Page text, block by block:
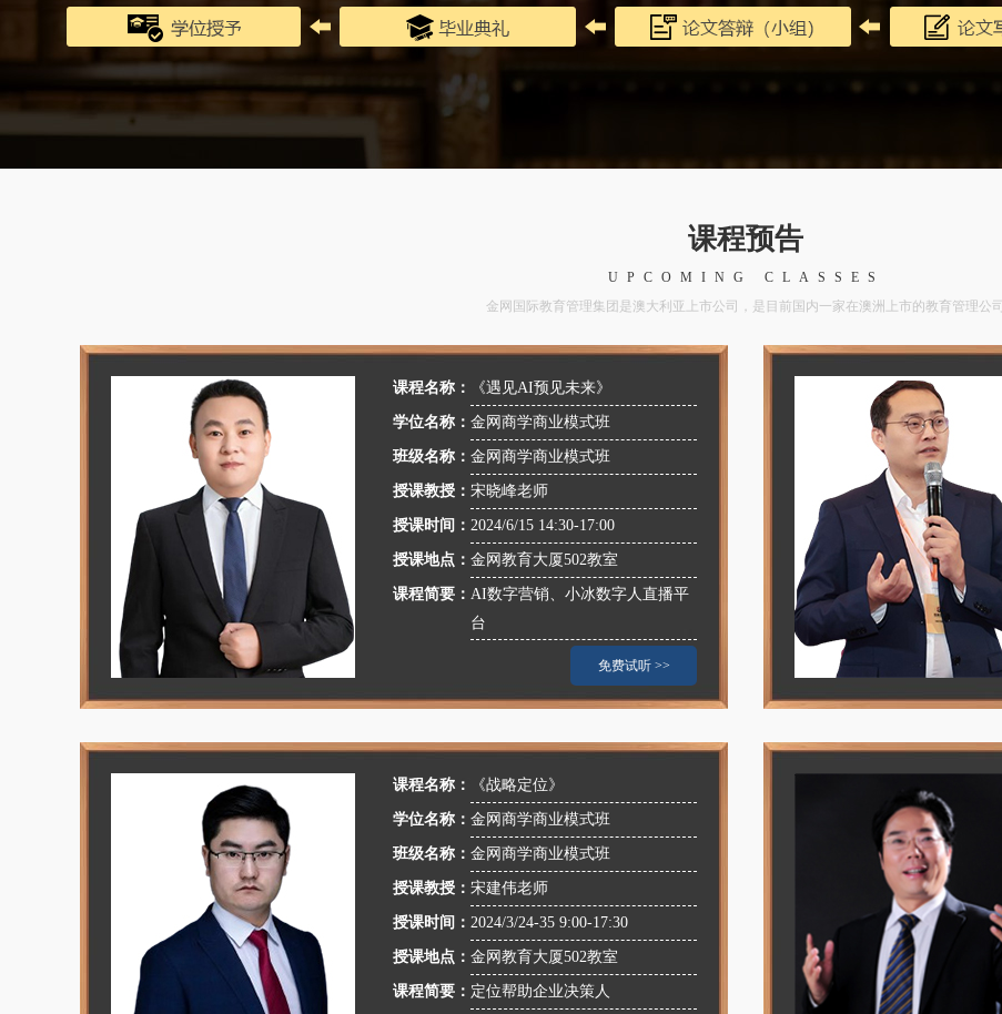
课程预告
UPCOMING CLASSES
金网国际教育管理集团是澳大利亚上市公司，是目前国内一家在澳洲上市的教育管理公司
课程名称： 《遇见AI预见未来》
学位名称： 金网商学商业模式班
班级名称： 金网商学商业模式班
授课教授： 宋晓峰老师
授课时间： 2024/6/15 14:30-17:00
授课地点： 金网教育大厦502教室
课程简要： AI数字营销、小冰数字人直播平
台
免费试听 >>
课程名称： 《战略定位》
学位名称： 金网商学商业模式班
班级名称： 金网商学商业模式班
授课教授： 宋建伟老师
授课时间： 2024/3/24-35 9:00-17:30
授课地点： 金网教育大厦502教室
课程简要： 定位帮助企业决策人